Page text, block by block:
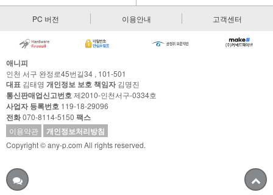
PC 버전 이용안내 고객센터
애니피
인천 서구 완정로45번길34 , 101-501
대표 김태영 개인정보 보호 책임자김명진
통신판매업신고번호제2010-인천서구-0334호
사업자 등록번호 119-18-29096
전화070-8114-5150 팩스
이용약관 개인정보처리방침
Copyright © any-p.com All rights reserved.